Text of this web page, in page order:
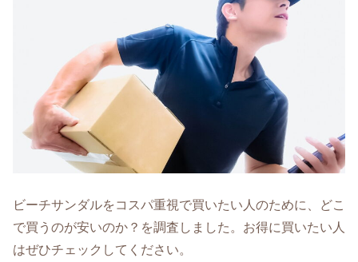
ビーチサンダルをコスパ重視で買いたい人のために、どこ
で買うのが安いのか？を調査しました。お得に買いたい人
はぜひチェックしてください。